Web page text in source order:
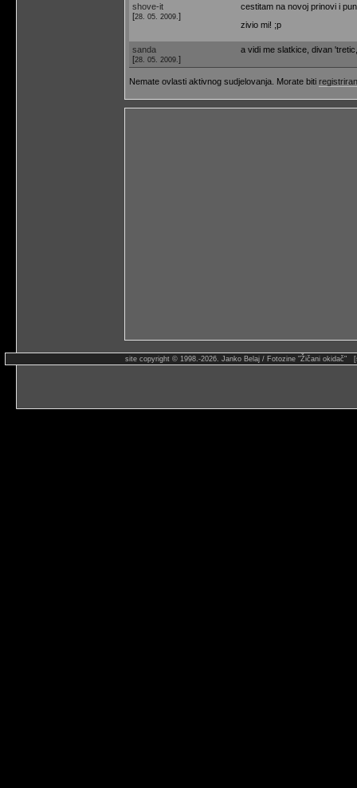
shove-it
[28. 05. 2009. ]
cestitam na novoj prinovi i
zivio mi! ;p
sanda
[28. 05. 2009. ]
a vidi me slatkice, divan
Nemate ovlasti aktivnog sudjelovanja. Morate biti
site copyright © 1998.-2026. Janko Belaj / Fotozine "Žičani okidač"